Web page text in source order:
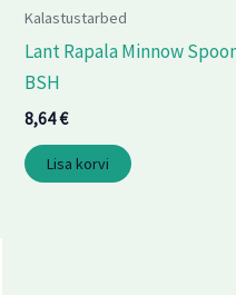
Kalastustarbed
Lant Rapala Minnow
BSH
8,64€
Lisa korvi